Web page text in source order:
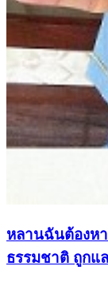
หลานฉันต้องห
ธรรมชาติ ถูกแ